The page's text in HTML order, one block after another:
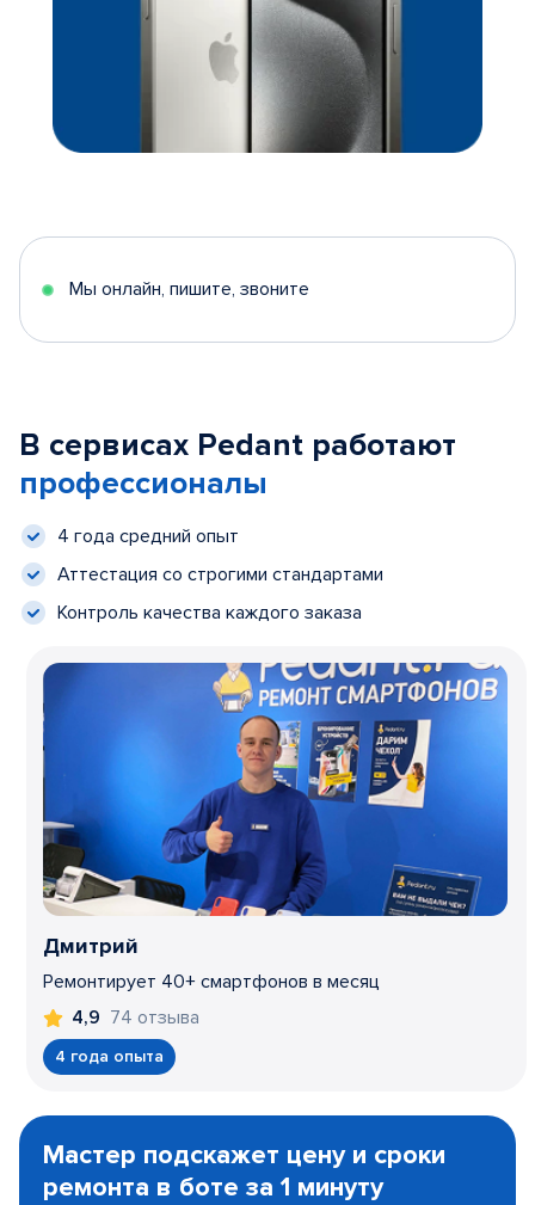
Мы онлайн, пишите, звоните
В сервисах Pedant работают
профессионалы
4 года средний опыт
Аттестация со строгими стандартами
Контроль качества каждого заказа
Дмитрий
Ремонтирует 40+ смартфонов в месяц
4,9 74 отзыва
4 года опыта
1
Мастер подскажет цену и сроки
ремонта в боте за 1 минуту